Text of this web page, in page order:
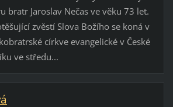
bratr Jaroslav Nečas ve věku 73 let.
zvěstí Slova Božího se koná v
církve evangelické v České
ve středu...